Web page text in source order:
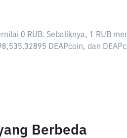
0 RUB. Sebaliknya, 1 RUB
DEAPcoin, dan
Berbeda